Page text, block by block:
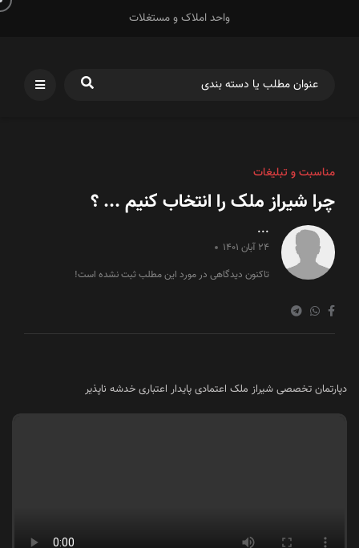
واحد املاک و مستغلات
مناسبت و تبلیغات
چرا شیراز ملک را انتخاب کنیم ... ؟
...
24 آبان 1401
تاکنون دیدگاهی در مورد این مطلب ثبت نشده است!
دپارتمان تخصصی شیراز ملک اعتمادی پایدار اعتباری خدشه ناپذیر